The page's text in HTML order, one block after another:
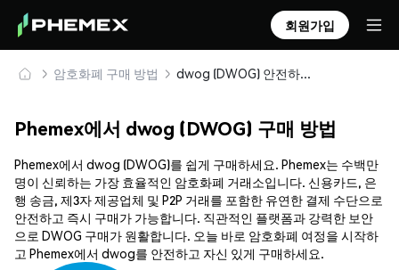
회원가입
암호화폐 구매 방법 dwog (DWOG) 안전하게 구매 및 보관
Phemex에서 dwog (DWOG) 구매 방법
Phemex에서 dwog (DWOG)를 쉽게 구매하세요. Phemex는 수백만
명이 신뢰하는 가장 효율적인 암호화폐 거래소입니다. 신용카드, 은
행 송금, 제3자 제공업체 및 P2P 거래를 포함한 유연한 결제 수단으로
안전하고 즉시 구매가 가능합니다. 직관적인 플랫폼과 강력한 보안
으로 DWOG 구매가 원활합니다. 오늘 바로 암호화폐 여정을 시작하
고 Phemex에서 dwog를 안전하고 자신 있게 구매하세요.